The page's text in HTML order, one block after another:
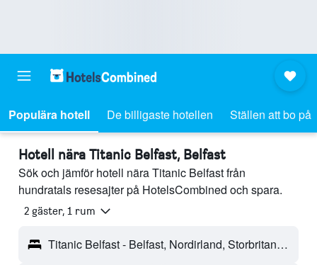
Populära hotell De billigaste hotellen Ställen att bo på
Hotell nära Titanic Belfast, Belfast
Sök och jämför hotell nära Titanic Belfast från
hundratals resesajter på HotelsCombined och spara.
2 gäster, 1 rum
Titanic Belfast - Belfast, Nordirland, Storbritannien